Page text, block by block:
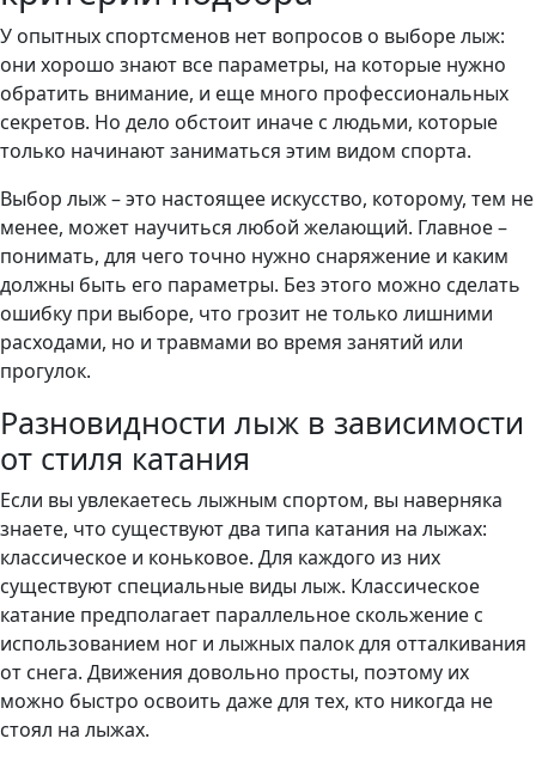
У опытных спортсменов нет вопросов о выборе лыж:
они хорошо знают все параметры, на которые нужно
обратить внимание, и еще много профессиональных
секретов. Но дело обстоит иначе с людьми, которые
только начинают заниматься этим видом спорта.
Выбор лыж – это настоящее искусство, которому, тем не
менее, может научиться любой желающий. Главное –
понимать, для чего точно нужно снаряжение и каким
должны быть его параметры. Без этого можно сделать
ошибку при выборе, что грозит не только лишними
расходами, но и травмами во время занятий или
прогулок.
Разновидности лыж в зависимости
от стиля катания
Если вы увлекаетесь лыжным спортом, вы наверняка
знаете, что существуют два типа катания на лыжах:
классическое и коньковое. Для каждого из них
существуют специальные виды лыж. Классическое
катание предполагает параллельное скольжение с
использованием ног и лыжных палок для отталкивания
от снега. Движения довольно просты, поэтому их
можно быстро освоить даже для тех, кто никогда не
стоял на лыжах.